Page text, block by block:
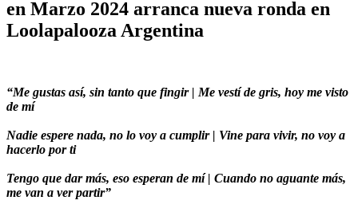
en Marzo 2024 arranca nueva ronda en
Loolapalooza Argentina
“Me gustas así, sin tanto que fingir | Me vestí de gris, hoy me visto
de mí
Nadie espere nada, no lo voy a cumplir | Vine para vivir, no voy a
hacerlo por ti
Tengo que dar más, eso esperan de mí | Cuando no aguante más,
me van a ver partir”